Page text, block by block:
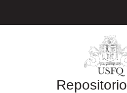
Repositorio